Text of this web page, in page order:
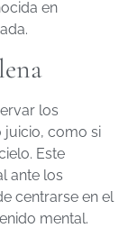
en
los
juicio, como si
Este
ante los
centrarse en el
mental.